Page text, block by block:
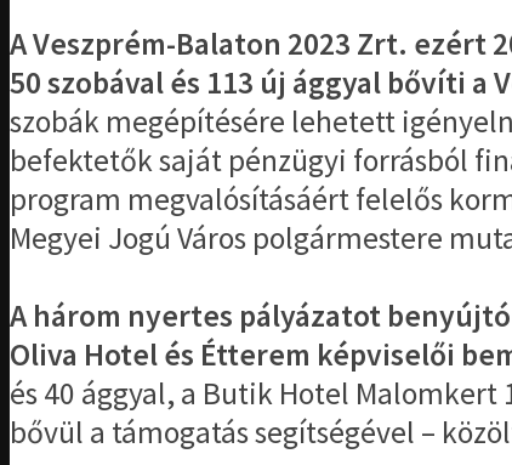
A Veszprém-Balaton 2023 Zrt.
50 szobával és 113 új ággyal bővíti
szobák megépítésére lehetett
befektetők saját pénzügyi forrásból
program megvalósításáért felelős
Megyei Jogú Város polgármestere
A három nyertes pályázatot
Oliva Hotel és Étterem képviselői
és 40 ággyal, a Butik Hotel Malomkert
bővül a támogatás segítségével –